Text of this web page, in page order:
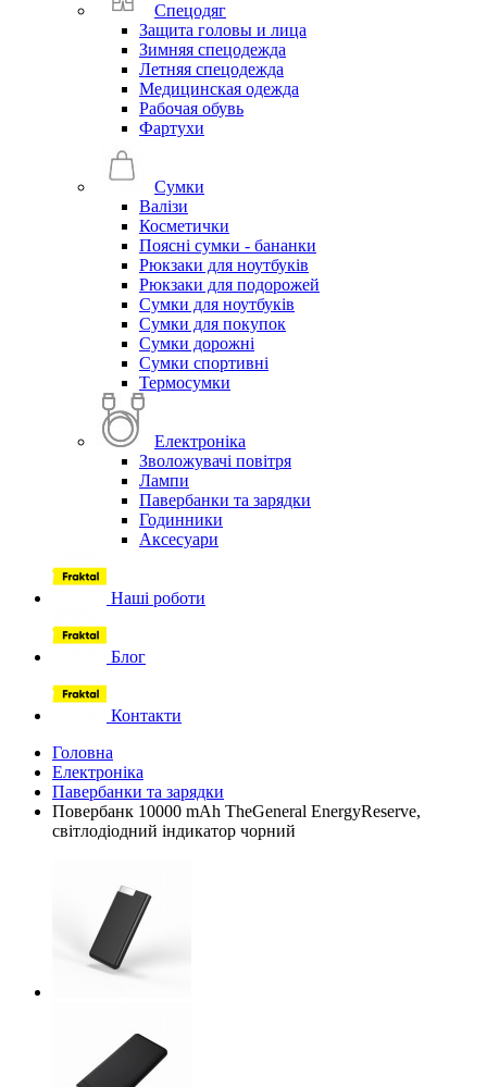
Спецодяг
Защита головы и лица
Зимняя спецодежда
Летняя спецодежда
Медицинская одежда
Рабочая обувь
Фартухи
Сумки
Валізи
Косметички
Поясні сумки - бананки
Рюкзаки для ноутбуків
Рюкзаки для подорожей
Сумки для ноутбуків
Сумки для покупок
Сумки дорожні
Сумки спортивні
Термосумки
Електроніка
Зволожувачі повітря
Лампи
Павербанки та зарядки
Годинники
Аксесуари
Наші роботи
Блог
Контакти
Головна
Електроніка
Павербанки та зарядки
Повербанк 10000 mAh TheGeneral EnergyReserve,
світлодіодний індикатор чорний